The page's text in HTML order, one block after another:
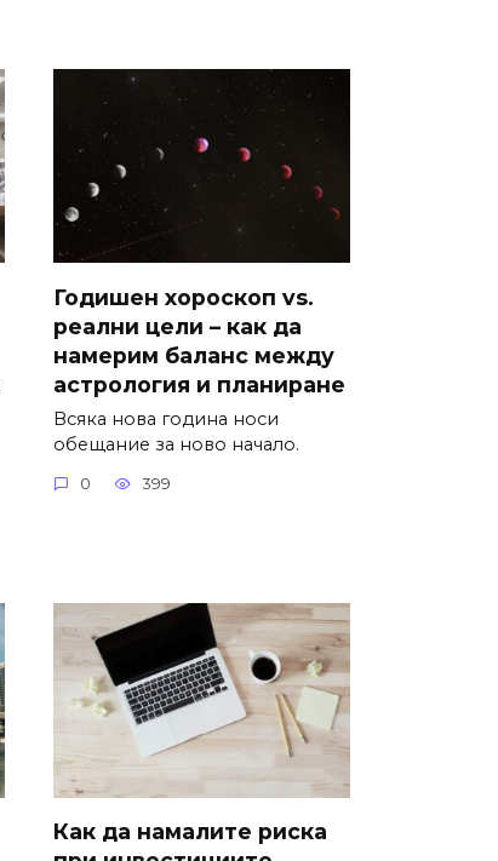
Годишен хороскоп vs.
реални цели – как да
намерим баланс между
астрология и планиране
Всяка нова година носи
обещание за ново начало.
0 399
Как да намалите риска